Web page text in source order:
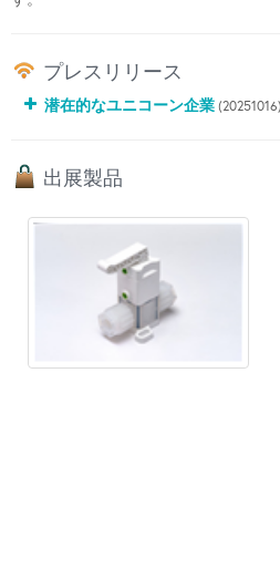
プレスリリース
潜在的なユニコーン企業 (20251016)
出展製品